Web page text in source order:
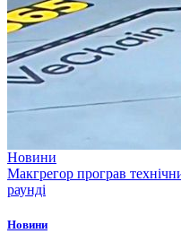
Новини
Макгрегор програв
раунді
Новини